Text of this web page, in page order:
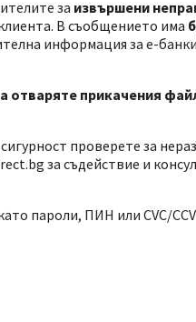
за извършени
В съобщението има
информация за е-
отваряте прикачения
проверете за
за съдействие и
пароли, ПИН или CVC/